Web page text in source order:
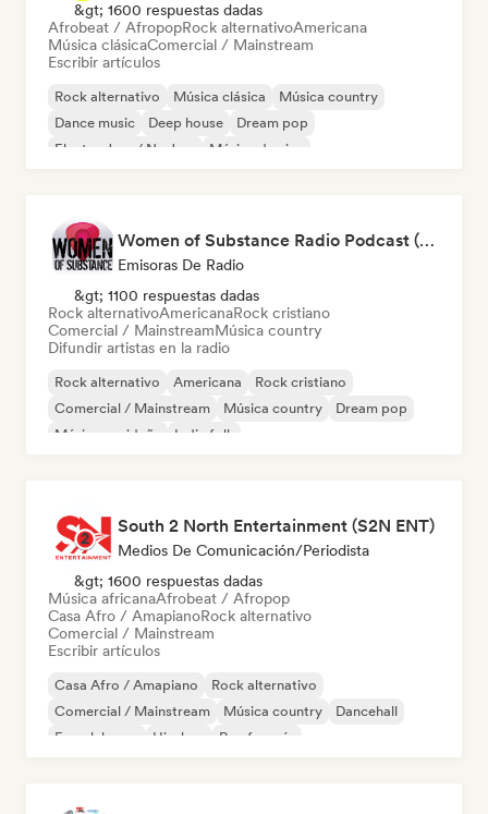
&gt; 1600 respuestas dadas
Afrobeat / AfropopRock alternativoAmericana
Música clásicaComercial / Mainstream
Escribir artículos
Rock alternativo Música clásica
Música country
Dance music
Deep house
Dream pop
Electro Jazz / Nu Jazz
Música de cine
Women of Substance Radio Podcast (human Female recording or performing artists or female-fronted bands)
Emisoras De Radio
&gt; 1100 respuestas dadas
Rock alternativoAmericanaRock cristiano
Comercial / MainstreamMúsica country
Difundir artistas en la radio
Rock alternativo Americana
Rock cristiano
Comercial / Mainstream
Música country
Dream pop
Música navideña
Indie folk
South 2 North Entertainment (S2N ENT)
Medios De Comunicación/Periodista
&gt; 1600 respuestas dadas
Música africanaAfrobeat / Afropop
Casa Afro / AmapianoRock alternativo
Comercial / Mainstream
Escribir artículos
Casa Afro / Amapiano
Rock alternativo
Comercial / Mainstream
Música country
Dancehall
French house
Hip-hop Rap francés